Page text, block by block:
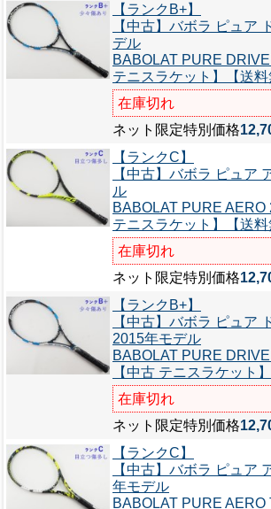
【ランクB+】
【中古】バボラ ピュア
デル
BABOLAT PURE
テニスラケット】【送料
在庫切れ
ネット限定特別価格
【ランクC】
【中古】バボラ ピュア
ル
BABOLAT PURE AERO
テニスラケット】【送料
在庫切れ
ネット限定特別価格
【ランクB+】
【中古】バボラ ピュア
2015年モデル
BABOLAT PURE
【中古 テニスラケット
在庫切れ
ネット限定特別価格
【ランクC】
【中古】バボラ ピュア
年モデル
BABOLAT PURE AERO